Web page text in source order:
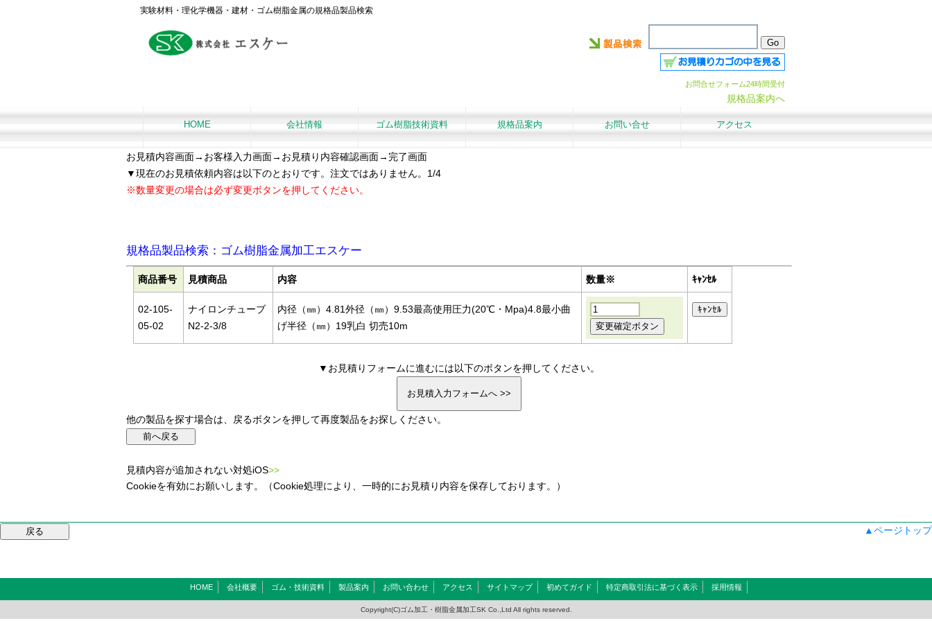
実験材料・理化学機器・建材・ゴム樹脂金属の規格品製品検索
お問合せフォーム24時間受付
規格品案内へ
HOME 会社情報 ゴム樹脂技術資料 規格品案内 お問い合せ アクセス
お見積内容画面→お客様入力画面→お見積り内容確認画面→完了画面
▼現在のお見積依頼内容は以下のとおりです。注文ではありません。1/4
※数量変更の場合は必ず変更ボタンを押してください。
規格品製品検索：ゴム樹脂金属加工エスケー
商品番号 見積商品 内容 数量※ ｷｬﾝｾﾙ
02-105-
05-02
ナイロンチューブ
N2-2-3/8
内径（㎜）4.81外径（㎜）9.53最高使用圧力(20℃・Mpa)4.8最小曲
げ半径（㎜）19乳白 切売10m
▼お見積りフォームに進むには以下のボタンを押してください。
他の製品を探す場合は、戻るボタンを押して再度製品をお探しください。
見積内容が追加されない対処iOS>>
Cookieを有効にお願いします。（Cookie処理により、一時的にお見積り内容を保存しております。）
▲ページトップ
HOME 会社概要 ゴム・技術資料 製品案内 お問い合わせ アクセス サイトマップ 初めてガイド 特定商取引法に基づく表示 採用情報
Copyright(C)ゴム加工・樹脂金属加工SK Co.,Ltd All rights reserved.